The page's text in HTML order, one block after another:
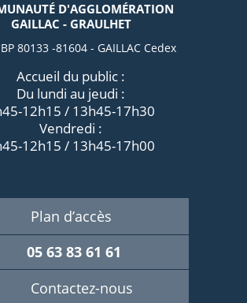
D'AGGLOMÉRATION
GAILLAC - GRAULHET
80133 -81604 - GAILLAC Cedex
Accueil du public :
Du lundi au jeudi :
12h15 / 13h45-17h30
Vendredi :
12h15 / 13h45-17h00
Plan d’accès
05 63 83 61 61
Contactez-nous